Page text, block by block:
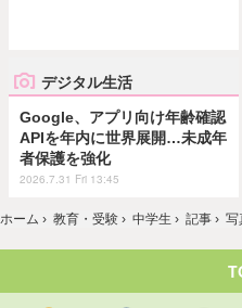
デジタル生活
Google、アプリ向け年齢確認
APIを年内に世界展開…未成年
者保護を強化
2026.7.31 Fri 13:45
ホーム › 教育・受験 › 中学生 › 記事 › 写